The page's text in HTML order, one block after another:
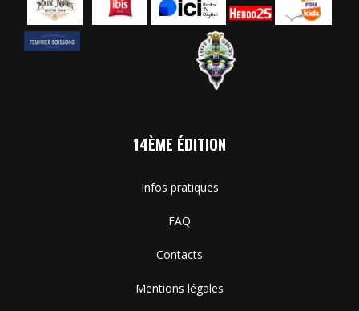
14ÈME ÉDITION
Infos pratiques
FAQ
Contacts
Mentions légales